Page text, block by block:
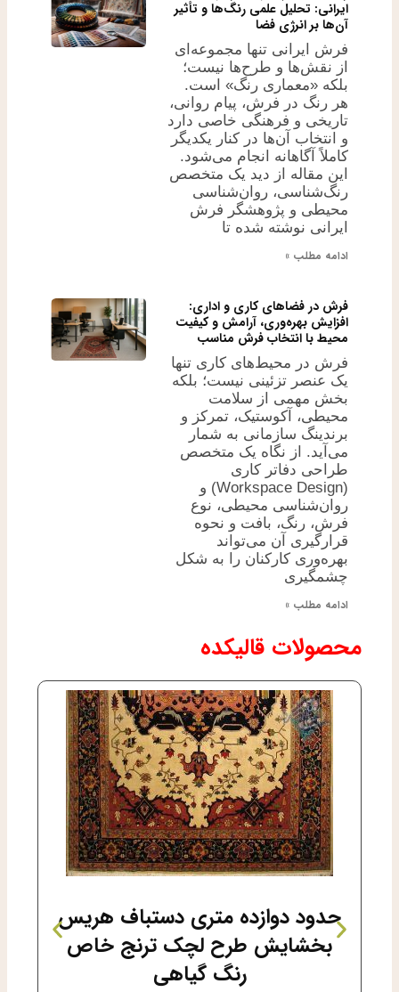
ایرانی: تحلیل علمی رنگ‌ها و تأثیر
آن‌ها بر انرژی فضا
فرش ایرانی تنها مجموعه‌ای
از نقش‌ها و طرح‌ها نیست؛
بلکه «معماری رنگ» است.
هر رنگ در فرش، پیام روانی،
تاریخی و فرهنگی خاصی دارد
و انتخاب آن‌ها در کنار یکدیگر
کاملاً آگاهانه انجام می‌شود.
این مقاله از دید یک متخصص
رنگ‌شناسی، روان‌شناسی
محیطی و پژوهشگر فرش
ایرانی نوشته شده تا
ادامه مطلب »
فرش در فضاهای کاری و اداری:
افزایش بهره‌وری، آرامش و کیفیت
محیط با انتخاب فرش مناسب
فرش در محیط‌های کاری تنها
یک عنصر تزئینی نیست؛ بلکه
بخش مهمی از سلامت
محیطی، آکوستیک، تمرکز و
برندینگ سازمانی به شمار
می‌آید. از نگاه یک متخصص
طراحی دفاتر کاری
(Workspace Design) و
روان‌شناسی محیطی، نوع
فرش، رنگ، بافت و نحوه
قرارگیری آن می‌تواند
بهره‌وری کارکنان را به شکل
چشمگیری
ادامه مطلب »
محصولات قالیکده
حدود دوازده متری دستباف هریس
بخشایش طرح لچک ترنج خاص
رنگ گیاهی